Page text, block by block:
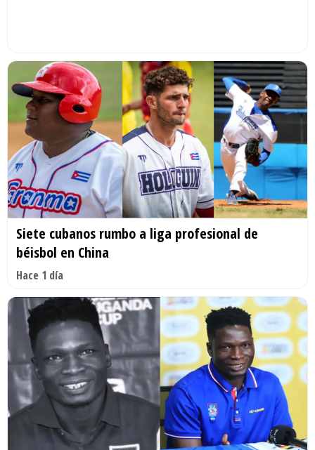
Siete cubanos rumbo a liga profesional de
béisbol en China
Hace 1 día